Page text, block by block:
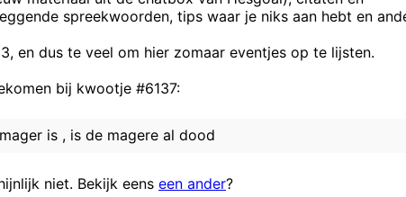
Zeep, GoeBezig, Pilske, Fatman, Metal, |ronneke, Loesz, Prakkie,
De
spreekwoorden, tips waar je niks aan hebt en
en dus te veel om hier zomaar eventjes op te lijsten.
bij kwootje #6137:
is , is de magere al dood
niet. Bekijk eens een ander?